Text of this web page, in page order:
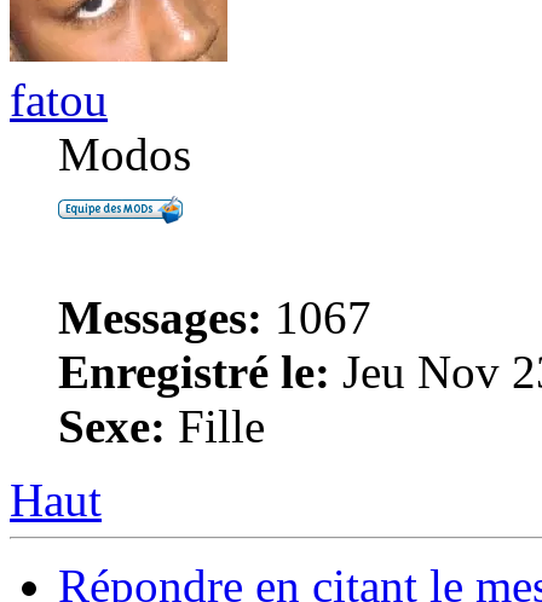
fatou
Modos
Messages: 1067
Enregistré le: Jeu Nov
Sexe: Fille
Haut
Répondre en citant le